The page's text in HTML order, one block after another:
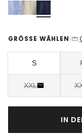
GRÖSSE WÄHLEN |
S
XXL
IN